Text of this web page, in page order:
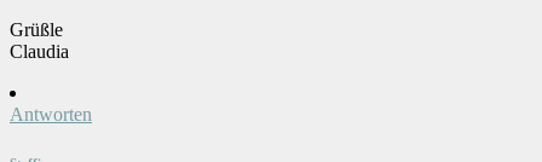
Grüßle
Claudia
Antworten